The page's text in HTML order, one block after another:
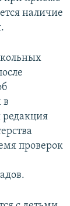
наличие
в
редакция
проверок